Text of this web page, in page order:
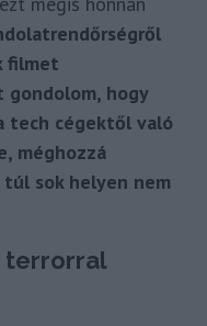
filmet
hogy
tech cégektől való
méghozzá
sok helyen nem
terrorral